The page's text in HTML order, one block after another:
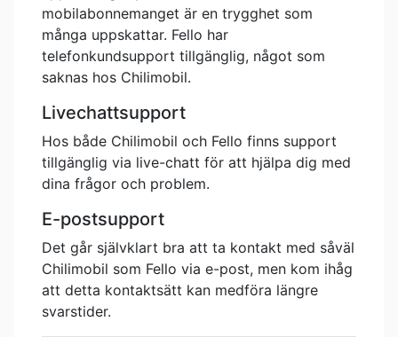
mobilabonnemanget är en trygghet som
många uppskattar. Fello har
telefonkundsupport tillgänglig, något som
saknas hos Chilimobil.
Livechattsupport
Hos både Chilimobil och Fello finns support
tillgänglig via live-chatt för att hjälpa dig med
dina frågor och problem.
E-postsupport
Det går självklart bra att ta kontakt med såväl
Chilimobil som Fello via e-post, men kom ihåg
att detta kontaktsätt kan medföra längre
svarstider.